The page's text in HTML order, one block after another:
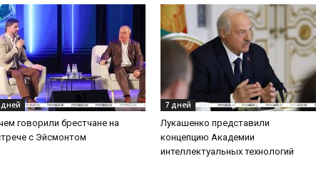
дней
говорили брестчане на
с Эйсмонтом
7 дней
Лукашенко представили
концепцию Академии
интеллектуальных технологий